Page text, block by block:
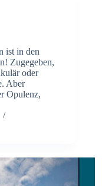
ist in den
Zugegeben,
oder
Aber
Opulenz,